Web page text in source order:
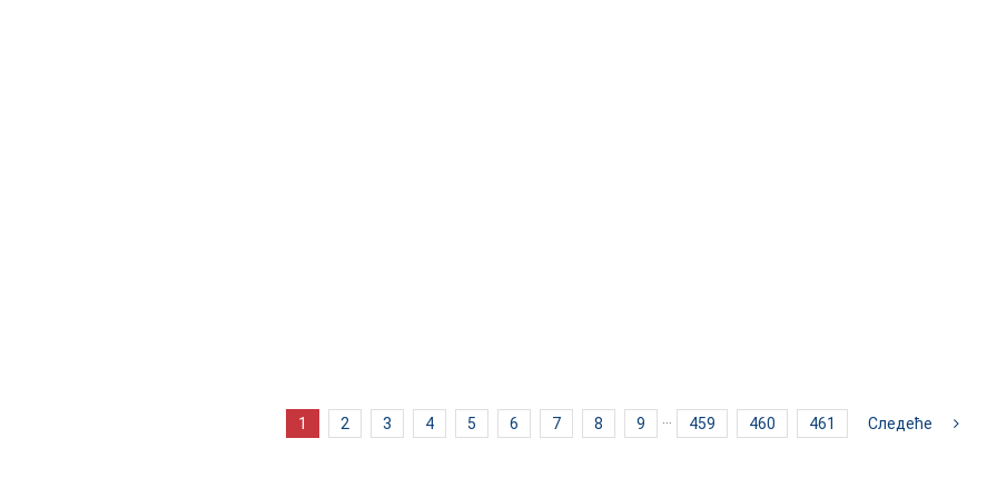
1 2 3 4 5 6 7 8 9 ··· 459 460 461 Следеће